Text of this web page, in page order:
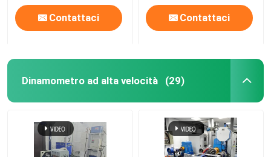
Contattaci
prestazioni del motore
EV
Contattaci
Dinamometro ad alta velocità (29)